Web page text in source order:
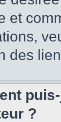
et
des
?